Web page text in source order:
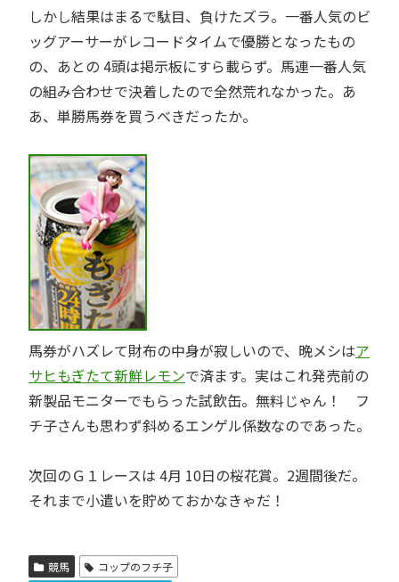
しかし結果はまるで駄目、負けたズラ。一番人気のビ
ッグアーサーがレコードタイムで優勝となったもの
の、あとの 4頭は掲示板にすら載らず。馬連一番人気
の組み合わせで決着したので全然荒れなかった。あ
あ、単勝馬券を買うべきだったか。
馬券がハズレて財布の中身が寂しいので、晩メシはア
サヒもぎたて新鮮レモンで済ます。実はこれ発売前の
新製品モニターでもらった試飲缶。無料じゃん！ フ
チ子さんも思わず斜めるエンゲル係数なのであった。
次回のＧ１レースは 4月 10日の桜花賞。2週間後だ。
それまで小遣いを貯めておかなきゃだ！
競馬
コップのフチ子